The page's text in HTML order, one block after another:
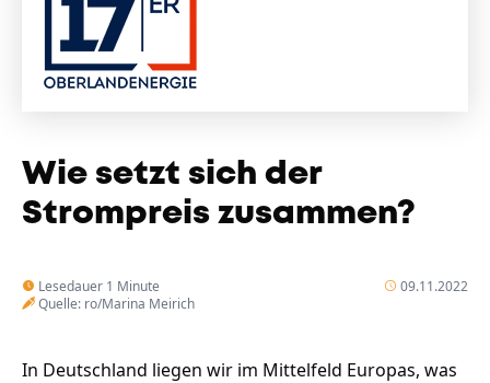
Amphibienschutz
Service
Nachgehört
Newsletter
Zeit fürs Oberland
Wie setzt sich der
Strompreis zusammen?
Lesedauer 1 Minute
Quelle: ro/Marina Meirich
09.11.2022
In Deutschland liegen wir im Mittelfeld Europas, was